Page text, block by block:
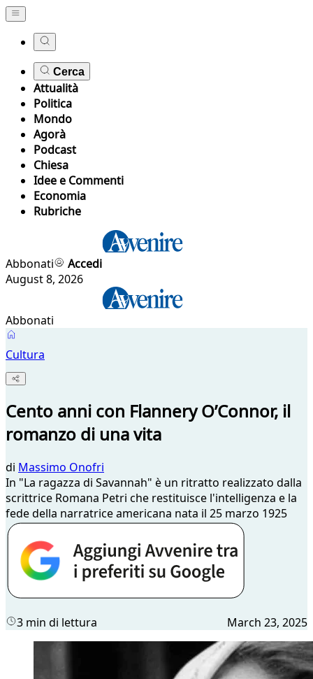
Cerca
Attualità
Politica
Mondo
Agorà
Podcast
Chiesa
Idee e Commenti
Economia
Rubriche
Abbonati
Accedi
August 8, 2026
Abbonati
Cultura
Cento anni con Flannery O’Connor, il
romanzo di una vita
di Massimo Onofri
In "La ragazza di Savannah" è un ritratto realizzato dalla
scrittrice Romana Petri che restituisce l'intelligenza e la
fede della narratrice americana nata il 25 marzo 1925
3 min di lettura March 23, 2025